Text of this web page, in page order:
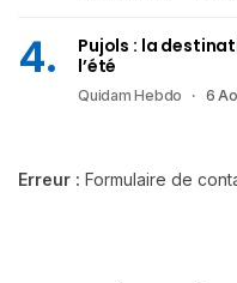
Pujols : la
l’été
Quidam Hebdo 6
Erreur : Formulaire de